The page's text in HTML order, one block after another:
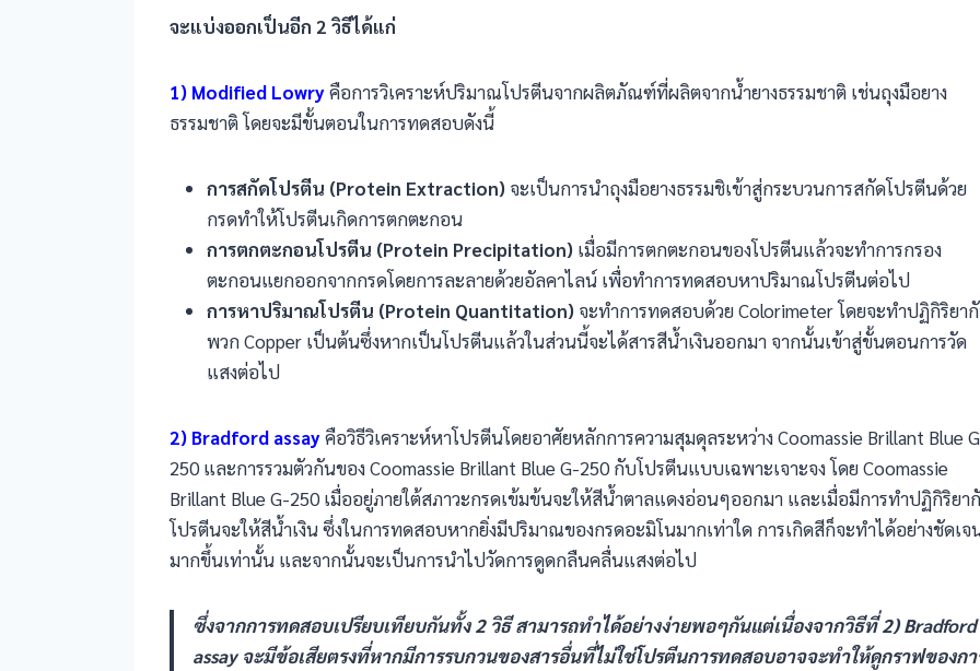
จะแบ่งออกเป็นอีก 2 วิธีได้แก่
1) Modified Lowryคือการวิเคราะห์ปริมาณโปรตีนจากผลิตภัณฑ์ที่ผลิตจากน้ำยางธรรมชาติ เช่นถุงมือยาง
ธรรมชาติ โดยจะมีขั้นตอนในการทดสอบดังนี้
การสกัดโปรตีน (Protein Extraction) จะเป็นการนำถุงมือยางธรรมชิเข้าสู่กระบวนการสกัดโปรตีนด้วย
กรดทำให้โปรตีนเกิดการตกตะกอน
การตกตะกอนโปรตีน (Protein Precipitation) เมื่อมีการตกตะกอนของโปรตีนแล้วจะทำการกรอง
ตะกอนแยกออกจากกรดโดยการละลายด้วยอัลคาไลน์ เพื่อทำการทดสอบหาปริมาณโปรตีนต่อไป
การหาปริมาณโปรตีน (Protein Quantitation) จะทำการทดสอบด้วย Colorimeter โดยจะทำปฏิกิริยา
พวก Copper เป็นต้นซึ่งหากเป็นโปรตีนแล้วในส่วนนี้จะได้สารสีน้ำเงินออกมา จากนั้นเข้าสู่ขั้นตอนการวัด
แสงต่อไป
2) Bradford assayคือวิธีวิเคราะห์หาโปรตีนโดยอาศัยหลักการความสุมดุลระหว่าง Coomassie Brillant Blue
250 และการรวมตัวกันของ Coomassie Brillant Blue G-250 กับโปรตีนแบบเฉพาะเจาะจง โดย Coomassie
Brillant Blue G-250 เมื่ออยู่ภายใต้สภาวะกรดเข้มข้นจะให้สีน้ำตาลแดงอ่อนๆออกมา และเมื่อมีการทำปฏิกิริยา
โปรตีนจะให้สีน้ำเงิน ซึ่งในการทดสอบหากยิ่งมีปริมาณของกรดอะมิโนมากเท่าใด การเกิดสีก็จะทำได้อย่างชัดเจ
มากขึ้นเท่านั้น และจากนั้นจะเป็นการนำไปวัดการดูดกลืนคลื่นแสงต่อไป
ซึ่งจากการทดสอบเปรียบเทียบกันทั้ง 2 วิธี สามารถทำได้อย่างง่ายพอๆกันแต่เนื่องจากวิธีที่ 2) Bradford
assay จะมีข้อเสียตรงที่หากมีการรบกวนของสารอื่นที่ไม่ใช่โปรตีนการทดสอบอาจจะทำให้ดูกราฟของกา